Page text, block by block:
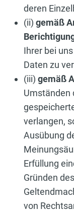
deren
(ii) gemäß
Ihrer bei
Daten zu
(iii) gemäß
Umständen
verlangen,
Ausübung
Erfüllung
Gründen
von